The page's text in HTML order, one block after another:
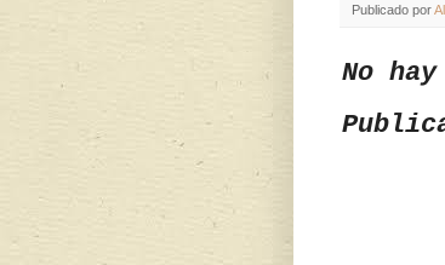
Publicado por
No